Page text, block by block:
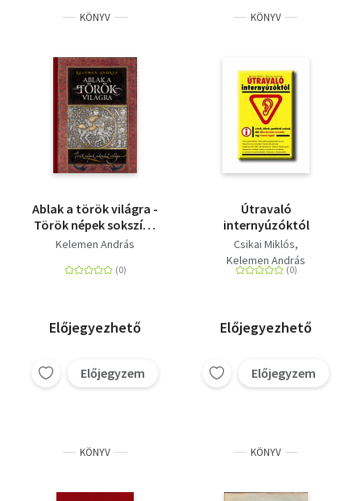
KÖNYV
Ablak a török világra -
Török népek sokszínű
világa
Kelemen András
Előjegyezhető
Előjegyzem
KÖNYV
Útravaló
internyúzóktól
Csikai Miklós
Kelemen András
Előjegyezhető
Előjegyzem
KÖNYV KÖNYV